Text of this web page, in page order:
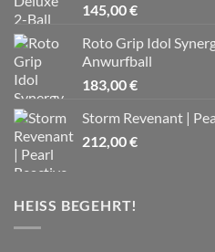
145,00€
Roto Grip Idol
Anwurfball
183,00€
Storm Revenant |
212,00€
HEISS BEGEHRT!